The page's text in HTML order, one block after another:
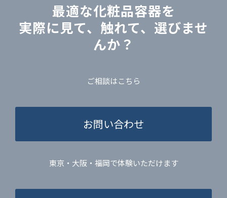
最適な化粧品容器を
実際に見て、触れて、選びませ
んか？
ご相談はこちら
お問い合わせ
東京・大阪・福岡で体験いただけます